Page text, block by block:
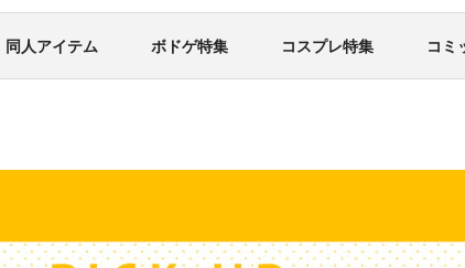
同人アイテム ボドゲ特集 コスプレ特集 コミ